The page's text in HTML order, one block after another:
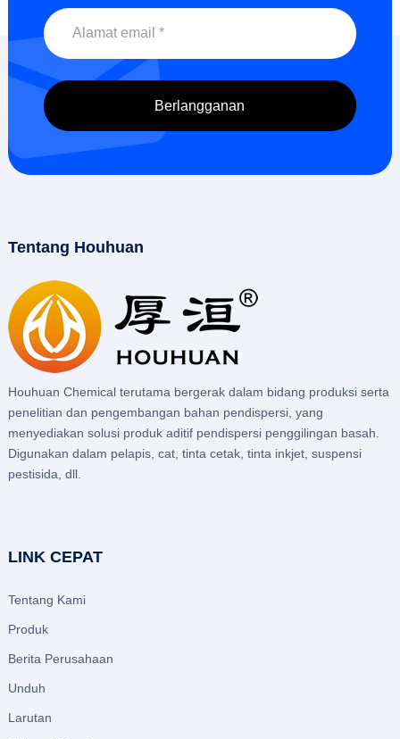
Tentang Houhuan
Houhuan Chemical terutama bergerak dalam bidang produksi serta
penelitian dan pengembangan bahan pendispersi, yang
menyediakan solusi produk aditif pendispersi penggilingan basah.
Digunakan dalam pelapis, cat, tinta cetak, tinta inkjet, suspensi
pestisida, dll.
LINK CEPAT
Tentang Kami
Produk
Berita Perusahaan
Unduh
Larutan